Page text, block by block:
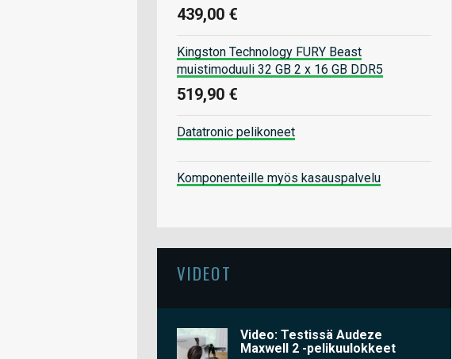
439,00 €
Kingston Technology FURY Beast
muistimoduuli 32 GB 2 x 16 GB DDR5
519,90 €
Datatronic pelikoneet
Komponenteille myös kasauspalvelu
VIDEOT
Video: Testissä Audeze
Maxwell 2 -pelikuulokkeet